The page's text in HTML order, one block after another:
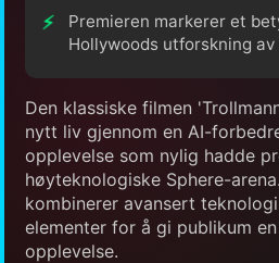
Premieren markerer et
Hollywoods utforskning
Den klassiske filmen
nytt liv gjennom en AI-
opplevelse som nylig hadde
høyteknologiske Sphere-
kombinerer avansert
elementer for å gi publikum
opplevelse.